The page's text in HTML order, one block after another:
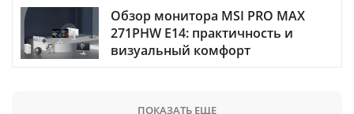
Обзор монитора MSI PRO MAX
271PHW E14: практичность и
визуальный комфорт
ПОКАЗАТЬ ЕЩЕ